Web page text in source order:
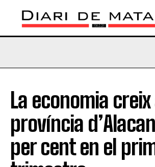
La economia
província
per cent en el